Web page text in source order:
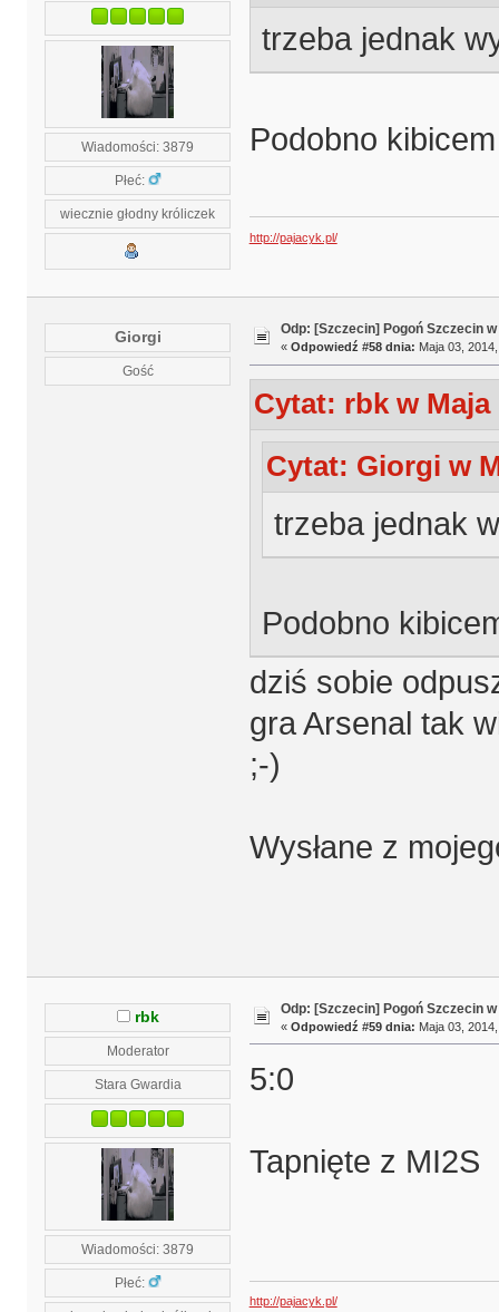
Wiadomości: 3879
Płeć:
wiecznie głodny króliczek
trzeba jednak
Podobno
http://pajacyk.pl/
Giorgi
Gość
Odp: [Szczecin] Pogoń Szczecin
« Odpowiedź #58 dnia: Maja 03,
Cytat: rbk w Maja
Cytat: Giorgi w
trzeba jednak
Podobno
dziś sobie
gra Arsenal tak
;-)
Wysłane z
rbk
Moderator
Stara Gwardia
Wiadomości: 3879
Płeć:
Odp: [Szczecin] Pogoń Szczecin
« Odpowiedź #59 dnia: Maja 03,
5:0
Tapnięte z MI2S
http://pajacyk.pl/